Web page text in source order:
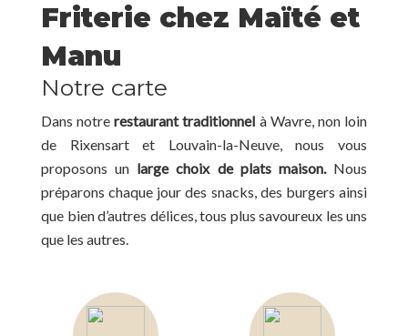
Friterie chez Maïté et
Manu
Notre carte
Dans notrerestaurant traditionnel à Wavre, non loin
de Rixensart et Louvain-la-Neuve, nous vous
proposons un large choix de plats maison.Nous
préparons chaque jour des snacks, des burgers ainsi
que bien d’autres délices, tous plus savoureux les uns
que les autres.